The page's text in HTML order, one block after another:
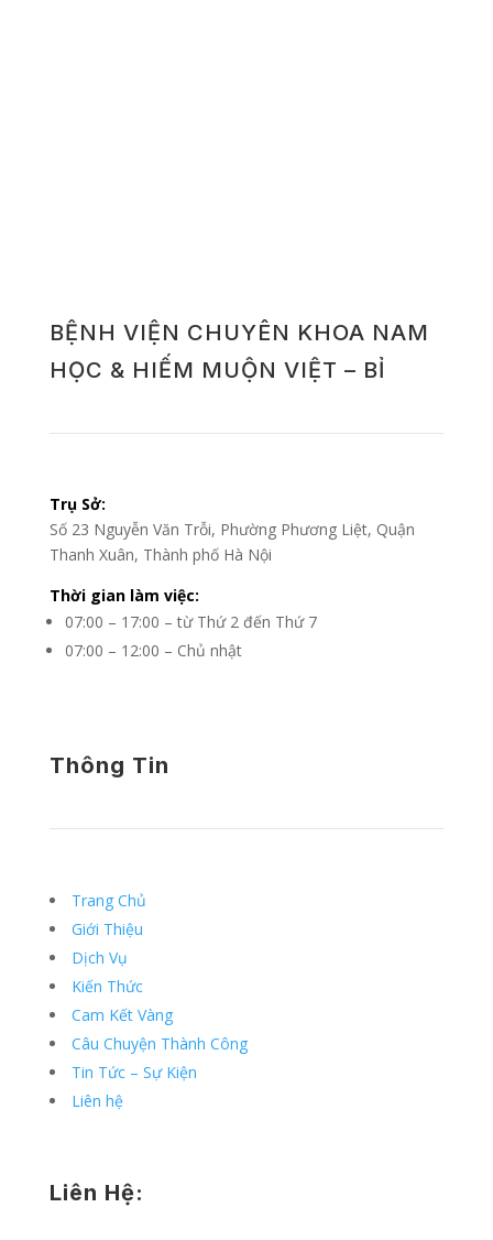
BỆNH VIỆN CHUYÊN KHOA NAM
HỌC & HIẾM MUỘN VIỆT – BỈ
Trụ Sở:
Số 23 Nguyễn Văn Trỗi, Phường Phương Liệt, Quận
Thanh Xuân, Thành phố Hà Nội
Thời gian làm việc:
07:00 – 17:00 – từ Thứ 2 đến Thứ 7
07:00 – 12:00 – Chủ nhật
Thông Tin
Trang Chủ
Giới Thiệu
Dịch Vụ
Kiến Thức
Cam Kết Vàng
Câu Chuyện Thành Công
Tin Tức – Sự Kiện
Liên hệ
Liên Hệ: